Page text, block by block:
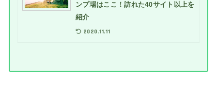
ンプ場はここ！訪れた40サイト以上を
紹介
2020.11.11